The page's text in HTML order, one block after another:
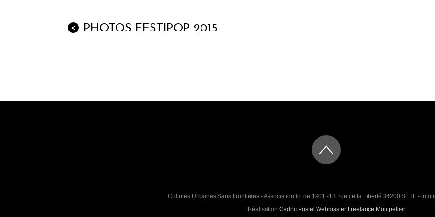
< PHOTOS FESTIPOP 2015
Cultures Urbaines Sans Frontières - Association loi de 1901 -13, rue de la Liberté 34200 SÈTE -
Réalisation Cedric Postel Webmaster Freelance Montpellier